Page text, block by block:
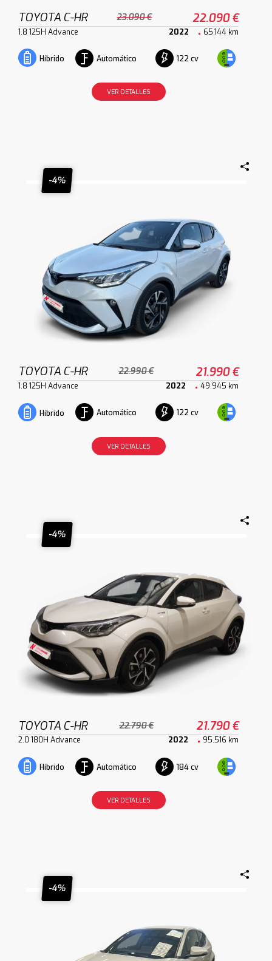
TOYOTA C-HR 23.090 € 22.090 €
1.8 125H Advance 2022 65.144 km
Híbrido Automático 122 cv
VER DETALLES
-4%
TOYOTA C-HR 22.990 € 21.990 €
1.8 125H Advance 2022 49.945 km
Híbrido Automático 122 cv
VER DETALLES
-4%
TOYOTA C-HR 22.790 € 21.790 €
2.0 180H Advance 2022 95.516 km
Híbrido Automático 184 cv
VER DETALLES
-4%